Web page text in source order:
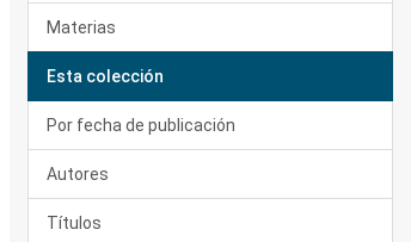
Materias
Esta colección
Por fecha de publicación
Autores
Títulos